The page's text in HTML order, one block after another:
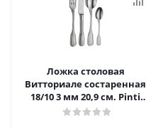
Ложка столовая
Витториале состаренная
18/10 3 мм 20,9 см. Pinti
/12/